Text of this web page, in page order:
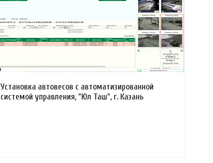
Смотреть проект
Установка автовесов с автоматизированной
системой управления, "Юл Таш", г. Казань